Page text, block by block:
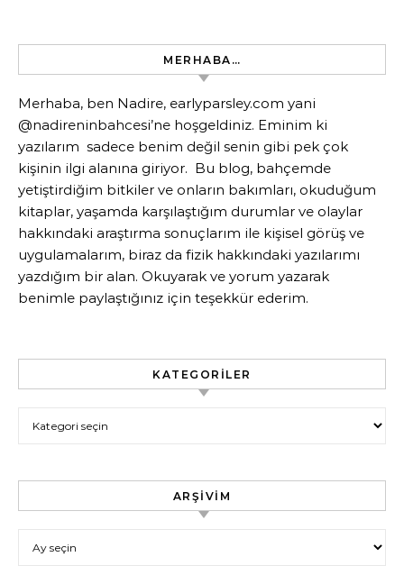
MERHABA…
Merhaba, ben Nadire, earlyparsley.com yani
@nadireninbahcesi’ne hoşgeldiniz. Eminim ki
yazılarım sadece benim değil senin gibi pek çok
kişinin ilgi alanına giriyor. Bu blog, bahçemde
yetiştirdiğim bitkiler ve onların bakımları, okuduğum
kitaplar, yaşamda karşılaştığım durumlar ve olaylar
hakkındaki araştırma sonuçlarım ile kişisel görüş ve
uygulamalarım, biraz da fizik hakkındaki yazılarımı
yazdığım bir alan. Okuyarak ve yorum yazarak
benimle paylaştığınız için teşekkür ederim.
KATEGORILER
ARŞIVIM